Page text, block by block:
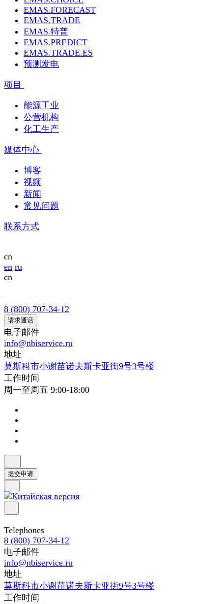
EMAS.FORECAST
EMAS.TRADE
EMAS.特普
EMAS.PREDICT
EMAS.TRADE.ES
预测发电
项目
能源工业
公营机构
化工生产
媒体中心
博客
视频
新闻
常见问题
联系方式
cn
en ru
cn
8 (800) 707-34-12
请求通话
电子邮件
info@nbiservice.ru
地址
莫斯科市小谢苗诺夫斯卡亚街9号3号楼
工作时间
周一至周五 9:00-18:00
提交申请
Telephones
8 (800) 707-34-12
电子邮件
info@nbiservice.ru
地址
莫斯科市小谢苗诺夫斯卡亚街9号3号楼
工作时间